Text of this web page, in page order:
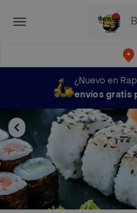
¿Nuevo en
envíos gratis